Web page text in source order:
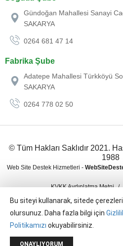
Bu siteyi kullanarak, sitede
olursunuz. Daha fazla bilgi için
Politikamızı okuyabilirsiniz.
ONAYLIYORUM
Gündoğan Mahallesi Sanayi
SAKARYA
0264 681 47 14
Fabrika Şube
Adatepe Mahallesi Türkköyü
SAKARYA
0264 778 02 50
© Tüm Hakları Saklıdır 2021.
1988
Web Site Destek Hizmetleri -
KVKK Aydınlatma Metni